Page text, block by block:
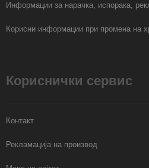
Информации за нарачка, испорака,
Корисни информации при промена на
Кориснички сервис
Контакт
Рекламација на производ